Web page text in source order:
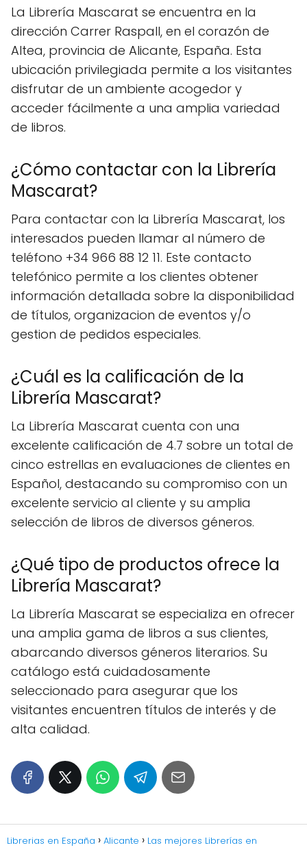
La Librería Mascarat se encuentra en la
dirección Carrer Raspall, en el corazón de
Altea, provincia de Alicante, España. Esta
ubicación privilegiada permite a los visitantes
disfrutar de un ambiente acogedor y
acceder fácilmente a una amplia variedad
de libros.
¿Cómo contactar con la Librería
Mascarat?
Para contactar con la Librería Mascarat, los
interesados pueden llamar al número de
teléfono +34 966 88 12 11. Este contacto
telefónico permite a los clientes obtener
información detallada sobre la disponibilidad
de títulos, organizacion de eventos y/o
gestion de pedidos especiales.
¿Cuál es la calificación de la
Librería Mascarat?
La Librería Mascarat cuenta con una
excelente calificación de 4.7 sobre un total de
cinco estrellas en evaluaciones de clientes en
Español, destacando su compromiso con un
excelente servicio al cliente y su amplia
selección de libros de diversos géneros.
¿Qué tipo de productos ofrece la
Librería Mascarat?
La Librería Mascarat se especializa en ofrecer
una amplia gama de libros a sus clientes,
abarcando diversos géneros literarios. Su
catálogo está cuidadosamente
seleccionado para asegurar que los
visitantes encuentren títulos de interés y de
alta calidad.
Librerias en España Alicante
Las mejores Librerías en